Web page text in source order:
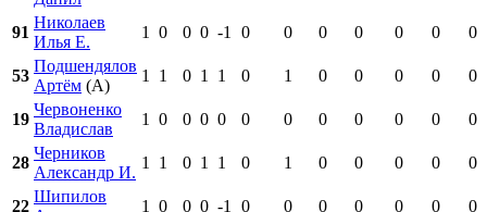
91
Николаев
Илья Е.
1 0 0 0 -1 0 0 0 0 0 0 0
53
Подшендялов
Артём (А)
1 1 0 1 1 0 1 0 0 0 0 0
19
Червоненко
Владислав
1 0 0 0 0 0 0 0 0 0 0 0
28
Черников
Александр И.
1 1 0 1 1 0 1 0 0 0 0 0
22
Шипилов
1 0 0 0 -1 0 0 0 0 0 0 0